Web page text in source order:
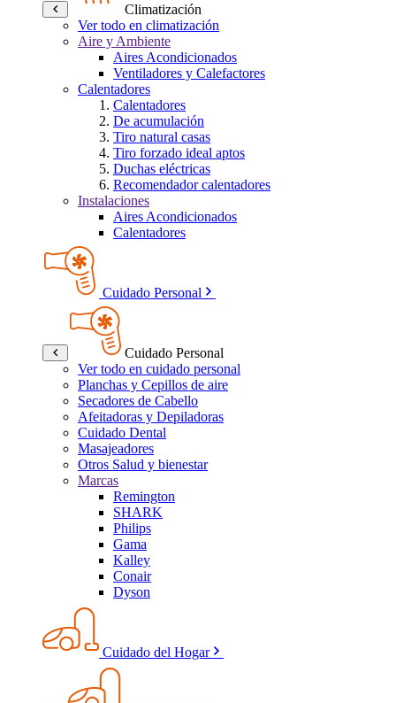
Climatización
Ver todo en climatización
Aire y Ambiente
Aires Acondicionados
Ventiladores y Calefactores
Calentadores
Calentadores
De acumulación
Tiro natural casas
Tiro forzado ideal aptos
Duchas eléctricas
Recomendador calentadores
Instalaciones
Aires Acondicionados
Calentadores
Cuidado Personal
Cuidado Personal
Ver todo en cuidado personal
Planchas y Cepillos de aire
Secadores de Cabello
Afeitadoras y Depiladoras
Cuidado Dental
Masajeadores
Otros Salud y bienestar
Marcas
Remington
SHARK
Philips
Gama
Kalley
Conair
Dyson
Cuidado del Hogar